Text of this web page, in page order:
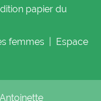
papier du
femmes
Espace